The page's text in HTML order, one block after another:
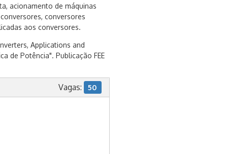
acionamento de máquinas
conversores
aos conversores.
Applications and
de Potência". Publicação FEE
Vagas: 50